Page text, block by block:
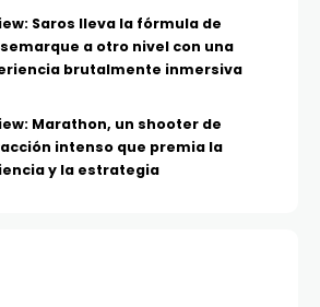
Saros lleva la fórmula de
a otro nivel con una
brutalmente inmersiva
Marathon, un shooter de
intenso que premia la
y la estrategia